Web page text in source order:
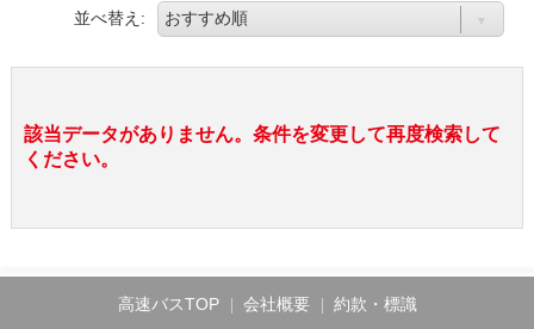
並べ替え:
該当データがありません。条件を変更して再度検索して
ください。
高速バスTOP 会社概要 約款・標識